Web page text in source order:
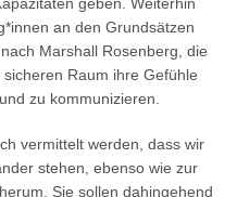
geben. Weiterhin
an den Grundsätzen
Marshall Rosenberg, die
Raum ihre Gefühle
zu kommunizieren.
vermittelt werden, dass wir
stehen, ebenso wie zur
Sie sollen dahingehend